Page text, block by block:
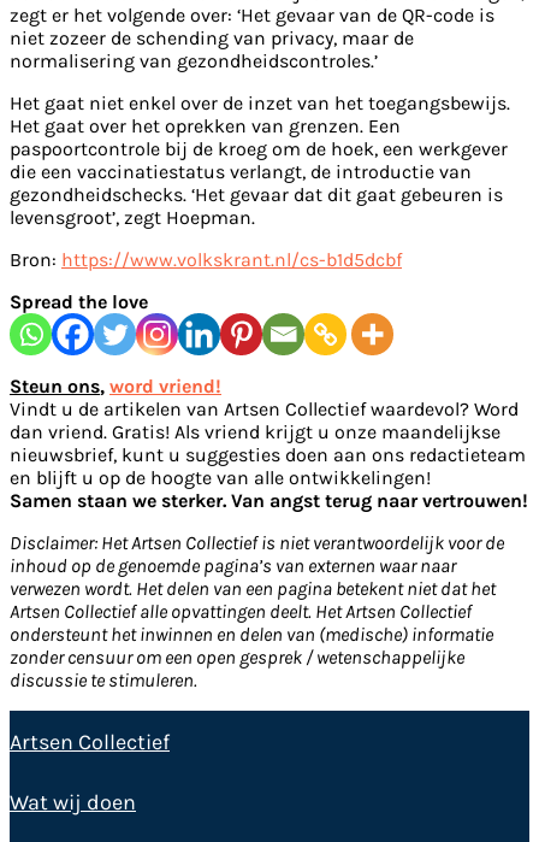
zegt er het volgende over: ‘Het gevaar van de QR-code is
niet zozeer de schending van privacy, maar de
normalisering van gezondheidscontroles.’
Het gaat niet enkel over de inzet van het toegangsbewijs.
Het gaat over het oprekken van grenzen. Een
paspoortcontrole bij de kroeg om de hoek, een werkgever
die een vaccinatiestatus verlangt, de introductie van
gezondheidschecks. ‘Het gevaar dat dit gaat gebeuren is
levensgroot’, zegt Hoepman.
Bron: https://www.volkskrant.nl/cs-b1d5dcbf
Spread the love
Steun ons, word vriend!
Vindt u de artikelen van Artsen Collectief waardevol? Word
dan vriend. Gratis! Als vriend krijgt u onze maandelijkse
nieuwsbrief, kunt u suggesties doen aan ons redactieteam
en blijft u op de hoogte van alle ontwikkelingen!
Samen staan we sterker. Van angst terug naar vertrouwen!
Disclaimer: Het Artsen Collectief is niet verantwoordelijk voor de
inhoud op de genoemde pagina’s van externen waar naar
verwezen wordt. Het delen van een pagina betekent niet dat het
Artsen Collectief alle opvattingen deelt. Het Artsen Collectief
ondersteunt het inwinnen en delen van (medische) informatie
zonder censuur om een open gesprek / wetenschappelijke
discussie te stimuleren.
Artsen Collectief
Wat wij doen